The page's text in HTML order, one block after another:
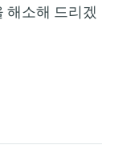
해소해 드리겠